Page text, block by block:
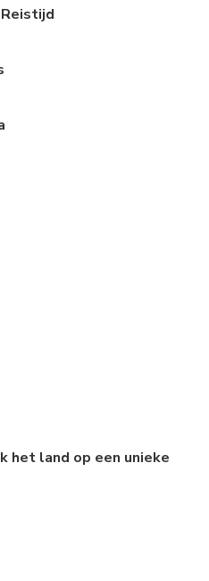
het land op een unieke